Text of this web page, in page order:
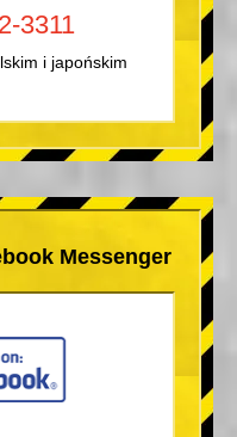
3311
i japońskim
Messenger